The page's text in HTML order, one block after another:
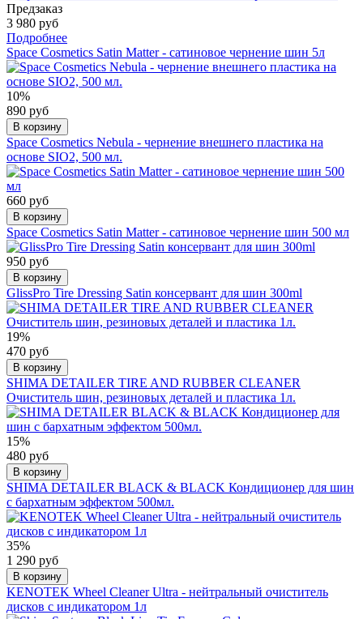
Предзаказ
3 980 руб
Подробнее
Space Cosmetics Satin Matter - сатиновое чернение шин 5л
10%
890 руб
В корзину
Space Cosmetics Nebula - чернение внешнего пластика на
основе SIO2, 500 мл.
660 руб
В корзину
Space Cosmetics Satin Matter - сатиновое чернение шин 500 мл
950 руб
В корзину
GlissPro Tire Dressing Satin консервант для шин 300ml
19%
470 руб
В корзину
SHIMA DETAILER TIRE AND RUBBER CLEANER
Очиститель шин, резиновых деталей и пластика 1л.
15%
480 руб
В корзину
SHIMA DETAILER BLACK & BLACK Кондиционер для шин
с бархатным эффектом 500мл.
35%
1 290 руб
В корзину
KENOTEK Wheel Cleaner Ultra - нейтральный очиститель
дисков с индикатором 1л